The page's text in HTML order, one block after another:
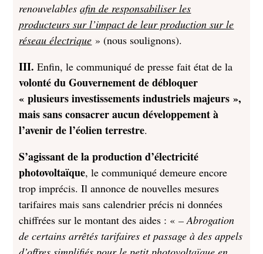
renouvelablesafin de responsabiliser les
producteurs sur l’impact de leur production sur le
réseau électrique » (nous soulignons).
III. Enfin, le communiqué de presse fait état de la
volonté du Gouvernement de débloquer
« plusieurs investissements industriels majeurs »,
mais sans consacrer aucun développement à
l’avenir de l’éolien terrestre.
S’agissant de la production d’électricité
photovoltaïque, le communiqué demeure encore
trop imprécis. Il annonce de nouvelles mesures
tarifaires mais sans calendrier précis ni données
chiffrées sur le montant des aides : «– Abrogation
de certains arrêtés tarifaires et passage à des appels